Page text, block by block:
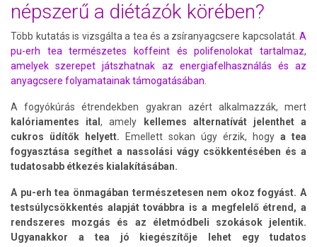
népszerű a diétázók körében?
Több kutatás is vizsgálta a tea és a zsíranyagcsere kapcsolatát. A
pu-erh tea természetes koffeint és polifenolokat tartalmaz,
amelyek szerepet játszhatnak az energiafelhasználás és az
anyagcsere folyamatainak támogatásában.
A fogyókúrás étrendekben gyakran azért alkalmazzák, mert
kalóriamentes ital, amely
kellemes alternatívát jelenthet a
cukros üdítők helyett. Emellett sokan úgy érzik, hogy a tea
fogyasztása segíthet a nassolási vágy csökkentésében és a
tudatosabb étkezés kialakításában.
A pu-erh tea önmagában természetesen nem okoz fogyást. A
testsúlycsökkentés alapját továbbra is a megfelelő étrend, a
rendszeres mozgás és az életmódbeli szokások jelentik.
Ugyanakkor a tea jó kiegészítője lehet egy tudatos